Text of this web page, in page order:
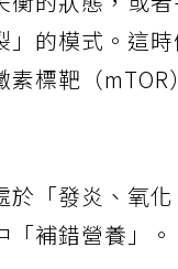
的狀態，或
的模式。這
標靶（
「發炎、氧
補錯營養」。